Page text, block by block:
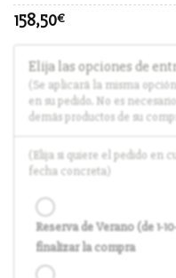
158,50€
Elija las opciones de
(Se aplicará la misma
en su pedido. No es
demás productos de su
(Elija si quiere el pedido en
fecha concreta)
Reserva de Verano (de 1-
finalizar la compra